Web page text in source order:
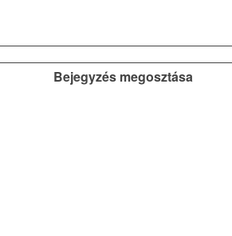
Bejegyzés megosztása